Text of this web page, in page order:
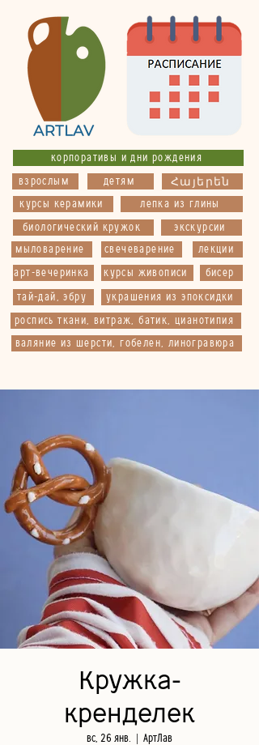
корпоративы и дни рождения
детям
взрослым Հայերեն
украшения из эпоксидки
мыловарение свечеварение
арт-вечеринка бисер
тай-дай, эбру
экскурсии
лепка из глины
роспись ткани, витраж, батик, цианотипия
курсы живописи
лекции
биологический кружок
курсы керамики
валяние из шерсти, гобелен, линогравюра
Кружка-
кренделек
вс, 26 янв. АртЛав